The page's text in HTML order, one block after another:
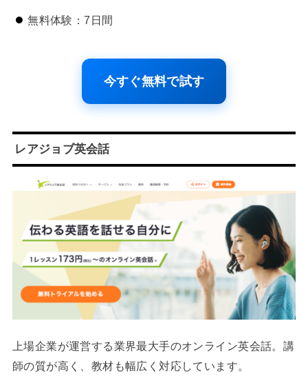
無料体験：7日間
今すぐ無料で試す
レアジョブ英会話
上場企業が運営する業界最大手のオンライン英会話。講
師の質が高く、教材も幅広く対応しています。